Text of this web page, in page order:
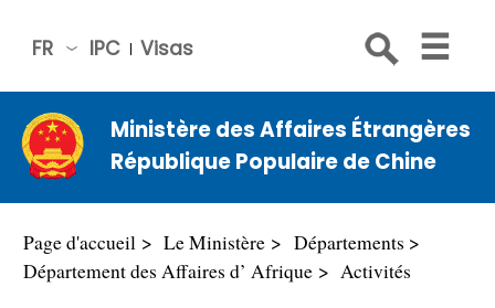
IPC Visas
FR
中文
Engli
sh
Русс
Espa
Ministère des Affaires Étrangères
République Populaire de Chine
Page d'accueil Le Ministère
Départements
Département des Affaires d’ Afrique
Activités